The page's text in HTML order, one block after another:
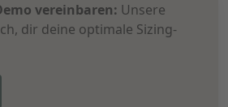
vereinbaren: Unsere
dir deine optimale Sizing-